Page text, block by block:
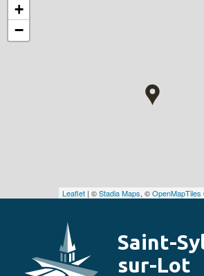
Saint-
sur-Lot
+
−
Leaflet | ©Stadia Maps, ©OpenMapTiles